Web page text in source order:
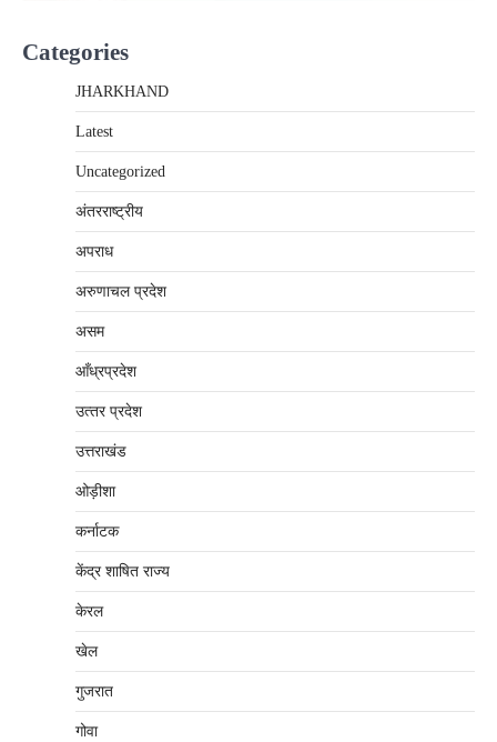
Categories
JHARKHAND
Latest
Uncategorized
अंतरराष्‍ट्रीय
अपराध
अरुणाचल प्रदेश
असम
आँध्रप्रदेश
उत्‍तर प्रदेश
उत्तराखंड
ओड़ीशा
कर्नाटक
केंद्र शाषित राज्य
केरल
खेल
गुजरात
गोवा